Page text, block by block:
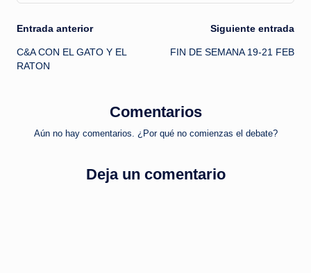
Navegación
de
Entrada anterior
C&A CON EL GATO Y EL
RATON
Siguiente entrada
FIN DE SEMANA 19-21 FEB
Comentarios
Aún no hay comentarios. ¿Por qué no comienzas el debate?
Deja un comentario